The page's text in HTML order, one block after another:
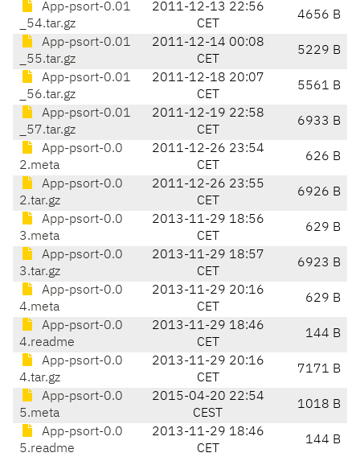
App-psort-0.01
_54.tar.gz
2011-12-13 22:56
CET
4656 B
App-psort-0.01
_55.tar.gz
2011-12-14 00:08
CET
5229 B
App-psort-0.01
_56.tar.gz
2011-12-18 20:07
CET
5561 B
App-psort-0.01
_57.tar.gz
2011-12-19 22:58
CET
6933 B
App-psort-0.0
2.meta
2011-12-26 23:54
CET
626 B
App-psort-0.0
2.tar.gz
2011-12-26 23:55
CET
6926 B
App-psort-0.0
3.meta
2013-11-29 18:56
CET
629 B
App-psort-0.0
3.tar.gz
2013-11-29 18:57
CET
6923 B
App-psort-0.0
4.meta
2013-11-29 20:16
CET
629 B
App-psort-0.0
4.readme
2013-11-29 18:46
CET
144 B
App-psort-0.0
4.tar.gz
2013-11-29 20:16
CET
7171 B
App-psort-0.0
5.meta
2015-04-20 22:54
CEST
1018 B
App-psort-0.0
5.readme
2013-11-29 18:46
CET
144 B